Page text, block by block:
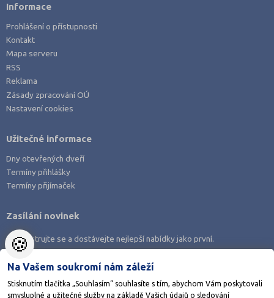
Informace
Prohlášení o přístupnosti
Kontakt
Mapa serveru
RSS
Reklama
Zásady zpracování OÚ
Nastavení cookies
Užitečné informace
Dny otevřených dveří
Termíny přihlášky
Termíny přijímaček
Zasílání novinek
Zaregistrujte se a dostávejte nejlepší nabídky jako první.
🍪
Na Vašem soukromí nám záleží
Stisknutím tlačítka „Souhlasím“ souhlasíte s tím, abychom Vám poskytovali
smysluplné a užitečné služby na základě Vašich údajů o sledování